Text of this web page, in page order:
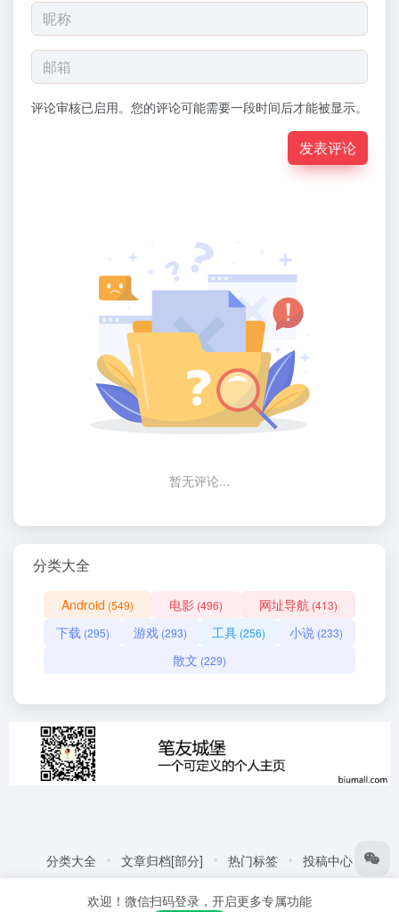
评论审核已启用。您的评论可能需要一段时间后才能被显示。
发表评论
暂无评论...
分类大全
Android (549) 电影 (496) 网址导航 (413)
下载 (295) 游戏 (293) 工具(256) 小说 (233)
散文 (229)
分类大全 文章归档[部分] 热门标签
投稿中心
欢迎！微信扫码登录，开启更多专属功能